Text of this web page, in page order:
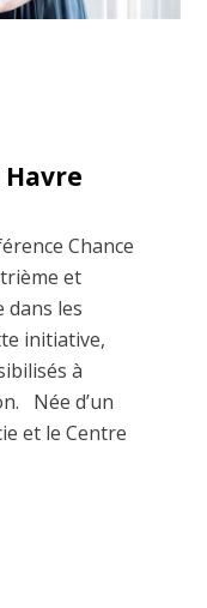
Chance
et
dans les
initiative,
à
Née d’un
et le Centre